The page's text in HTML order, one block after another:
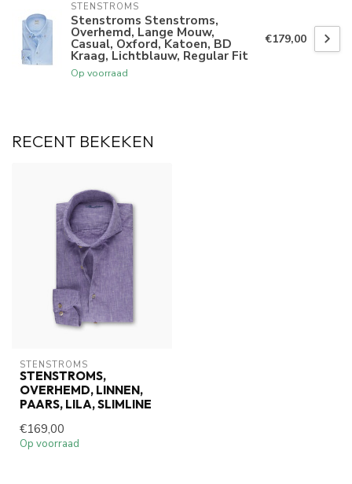
STENSTROMS
Stenstroms Stenstroms,
Overhemd, Lange Mouw,
Casual, Oxford, Katoen, BD
Kraag, Lichtblauw, Regular Fit
Op voorraad
€179,00
RECENT BEKEKEN
STENSTROMS
STENSTROMS,
OVERHEMD, LINNEN,
PAARS, LILA, SLIMLINE
€169,00
Op voorraad